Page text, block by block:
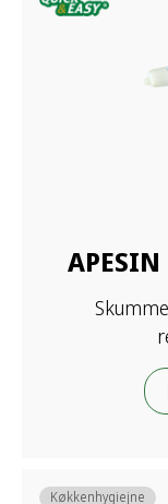
Køkkenhygiejne